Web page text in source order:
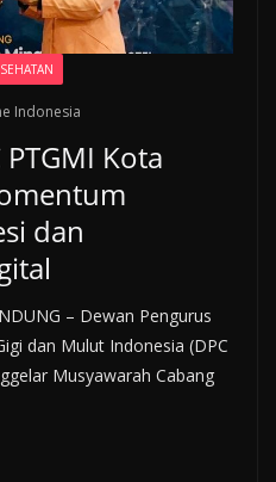
Indonesia
Kota
dan
– Dewan Pengurus
dan Mulut Indonesia (DPC
Musyawarah Cabang